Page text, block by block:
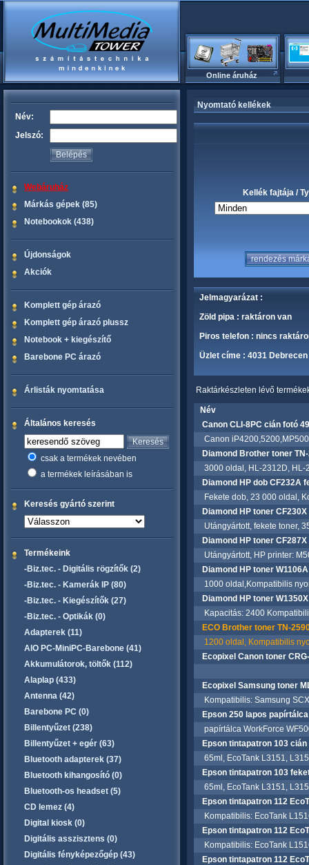
Online áruház
Név:
Jelszó:
Webáruház
Márkás gépek (85)
Notebookok (438)
Újdonságok
Akciók
Komplett gép árazó
Komplett gép árazó plussz
Notebook + kiegészítő
Barebone PC árazó
Árlisták nyomtatása
Általános keresés
csak a termékek nevében
a termékek leírásában is
Keresés gyártó szerint
Termékeink
-Biz.tec. - Digitális rögzítők (2)
-Biz.tec. - Kamerák IP (80)
-Biz.tec. - Kiegészítők (27)
-Biz.tec. - Optikák (0)
Adapterek (11)
AIO PC-MiniPC-Barebone (41)
Akkumulátorok, töltők (112)
Alaplap (433)
Antenna (42)
Barebone PC (0)
Billentyűzet (238)
Billentyűzet + egér (63)
Bluetooth adapterek (37)
Bluetooth kihangosító (0)
Bluetooth-os headset (5)
CD lemez (4)
Digital kiosk (0)
Digitális asszisztens (0)
Digitális fényképezőgép (43)
Nyomtató kellékek
Kellék fajtája /
Jelmagyarázat :
Zöld pipa : raktáron van
Piros telefon : nincs
Üzlet címe : 4031
Raktárkészleten lévő
Név
Canon CLI-8PC cián fotó
Canon
Diamond Brother toner
3000 oldal, HL-2312D, HL-
Diamond HP dob CF232A
Fekete dob, 23 000 oldal,
Diamond HP toner
Utángyártott, fekete toner,
Diamond HP toner
Utángyártott, HP printer:
Diamond HP toner
1000 oldal,Kompatibilis
Diamond HP toner
Kapacitás: 2400
ECO Brother toner TN-
1200 oldal, Kompatibilis
Ecopixel Canon toner
Ecopixel Samsung toner
Kompatibilis: Samsung
Epson 250 lapos
papírtálca WorkForce
Epson tintapatron 103
65ml, EcoTank L3151,
Epson tintapatron 103
65ml, EcoTank L3151,
Epson tintapatron 112
Kompatibilis: EcoTank
Epson tintapatron 112
Kompatibilis: EcoTank
Epson tintapatron 112